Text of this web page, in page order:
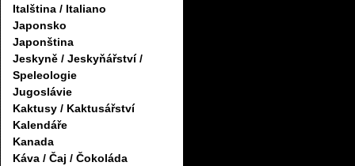
Italština / Italiano
Japonsko
Japonština
Jeskyně / Jeskyňářství /
Speleologie
Jugoslávie
Kaktusy / Kaktusářství
Kalendáře
Kanada
Káva / Čaj / Čokoláda